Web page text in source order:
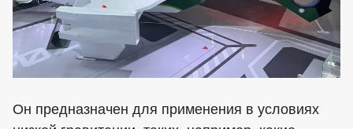
Он предназначен для применения в условиях